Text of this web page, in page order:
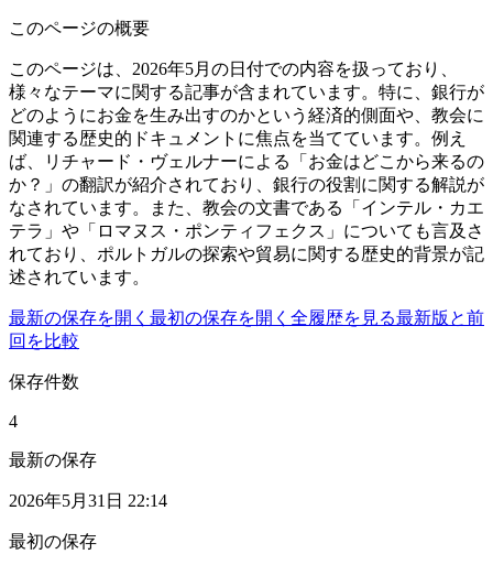
このページの概要
このページは、2026年5月の日付での内容を扱っており、
様々なテーマに関する記事が含まれています。特に、銀行が
どのようにお金を生み出すのかという経済的側面や、教会に
関連する歴史的ドキュメントに焦点を当てています。例え
ば、リチャード・ヴェルナーによる「お金はどこから来るの
か？」の翻訳が紹介されており、銀行の役割に関する解説が
なされています。また、教会の文書である「インテル・カエ
テラ」や「ロマヌス・ポンティフェクス」についても言及さ
れており、ポルトガルの探索や貿易に関する歴史的背景が記
述されています。
最新の保存を開く 最初の保存を開く 全履歴を見る最新版と前
回を比較
保存件数
4
最新の保存
2026年5月31日 22:14
最初の保存